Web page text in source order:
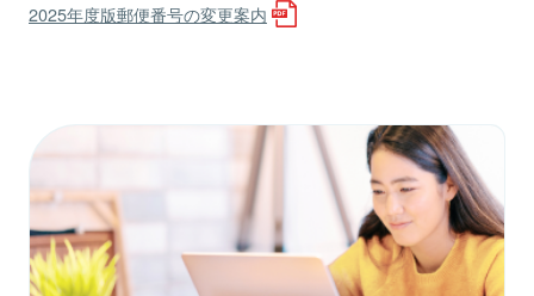
2025年度版郵便番号の変更案内